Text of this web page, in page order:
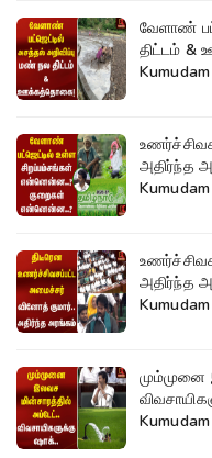
வேளாண்
திட்டம் &
அதிர்ந்த
அதிர்ந்த
மும்முனை